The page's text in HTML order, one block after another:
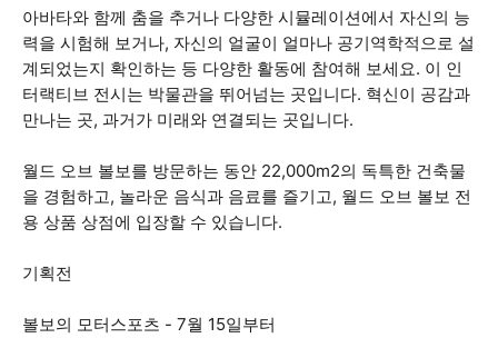
아바타와 함께 춤을 추거나 다양한 시뮬레이션에서 자신의 능
력을 시험해 보거나, 자신의 얼굴이 얼마나 공기역학적으로 설
계되었는지 확인하는 등 다양한 활동에 참여해 보세요. 이 인
터랙티브 전시는 박물관을 뛰어넘는 곳입니다. 혁신이 공감과
만나는 곳, 과거가 미래와 연결되는 곳입니다.
월드 오브 볼보를 방문하는 동안 22,000m2의 독특한 건축물
을 경험하고, 놀라운 음식과 음료를 즐기고, 월드 오브 볼보 전
용 상품 상점에 입장할 수 있습니다.
기획전
볼보의 모터스포츠 - 7월 15일부터